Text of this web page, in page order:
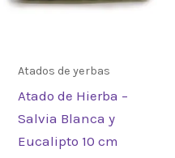
Atados de yerbas
Atado de Hierba –
Salvia Blanca y
Eucalipto 10 cm